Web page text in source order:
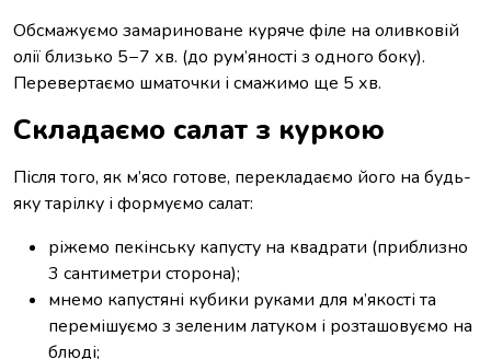
Обсмажуємо замариноване куряче філе на оливковій
олії близько 5−7 хв. (до рум’яності з одного боку).
Перевертаємо шматочки і смажимо ще 5 хв.
Складаємо салат з куркою
Після того, як м’ясо готове, перекладаємо його на будь-
яку тарілку і формуємо салат:
ріжемо пекінську капусту на квадрати (приблизно
3 сантиметри сторона);
мнемо капустяні кубики руками для м’якості та
перемішуємо з зеленим латуком і розташовуємо на
блюді;